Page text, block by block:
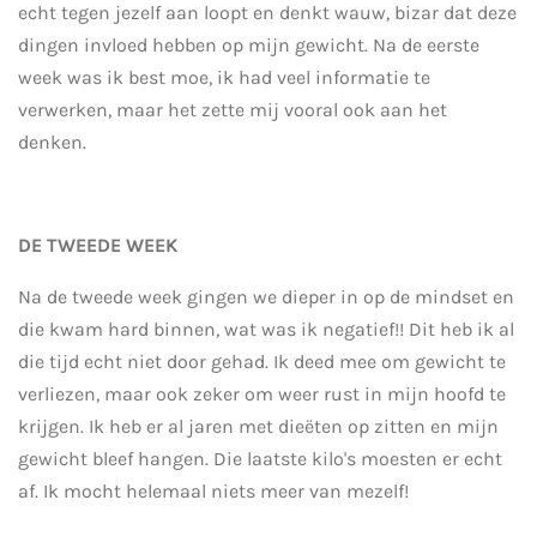
echt tegen jezelf aan loopt en denkt wauw, bizar dat deze
dingen invloed hebben op mijn gewicht. Na de eerste
week was ik best moe, ik had veel informatie te
verwerken, maar het zette mij vooral ook aan het
denken.
DE TWEEDE WEEK
Na de tweede week gingen we dieper in op de mindset en
die kwam hard binnen, wat was ik negatief!! Dit heb ik al
die tijd echt niet door gehad. Ik deed mee om gewicht te
verliezen, maar ook zeker om weer rust in mijn hoofd te
krijgen. Ik heb er al jaren met dieëten op zitten en mijn
gewicht bleef hangen. Die laatste kilo's moesten er echt
af. Ik mocht helemaal niets meer van mezelf!